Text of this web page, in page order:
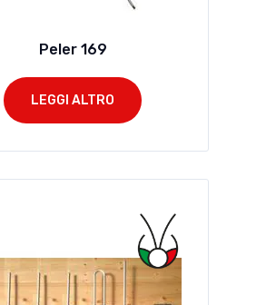
Peler 169
LEGGI ALTRO